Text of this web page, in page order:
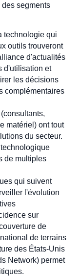
des segments
technologie qui
outils trouveront
d'actualités
d'utilisation et
les décisions
complémentaires
matériel) ont tout
du secteur.
de multiples
qui suivent
l'évolution
sur
de
de terrains
des États-Unis
Network) permet